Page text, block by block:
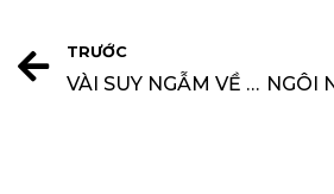
TRƯỚC
VÀI SUY NGẪM VỀ THIẾT KẾ NHÀ Ở